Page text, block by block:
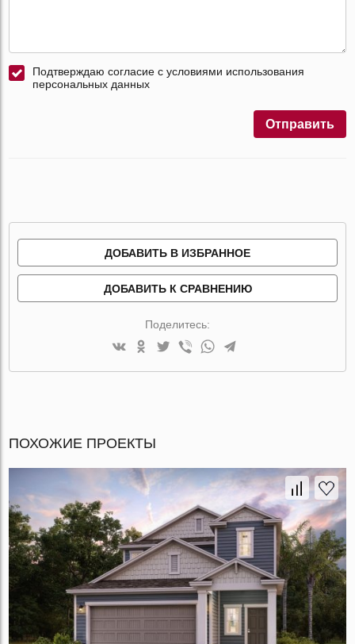
Подтверждаю согласие с условиями использования
персональных данных
Отправить
ДОБАВИТЬ В ИЗБРАННОЕ
ДОБАВИТЬ К СРАВНЕНИЮ
Поделитесь:
ПОХОЖИЕ ПРОЕКТЫ